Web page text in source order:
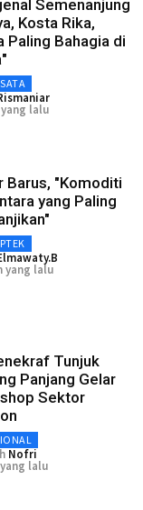
Semenanjung
Kosta Rika,
Paling Bahagia di
lalu
Barus, "Komoditi
yang Paling
yang lalu
Tunjuk
Panjang Gelar
Sektor
Nofri
lalu